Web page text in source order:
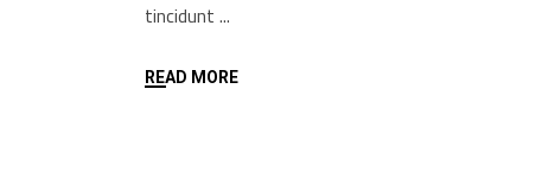
tincidunt
READ MORE